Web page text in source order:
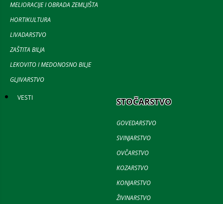
MELIORACIJE I OBRADA ZEMLJIŠTA
HORTIKULTURA
LIVADARSTVO
ZAŠTITA BILJA
LEKOVITO I MEDONOSNO BILJE
GLJIVARSTVO
VESTI STOČARSTVO
GOVEDARSTVO
SVINJARSTVO
OVČARSTVO
KOZARSTVO
KONJARSTVO
ŽIVINARSTVO